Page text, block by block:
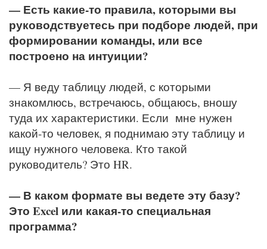
— Есть какие-то правила, которыми вы
руководствуетесь при подборе людей, при
формировании команды, или все
построено на интуиции?
— Я веду таблицу людей, с которыми
знакомлюсь, встречаюсь, общаюсь, вношу
туда их характеристики. Если мне нужен
какой-то человек, я поднимаю эту таблицу и
ищу нужного человека. Кто такой
руководитель? Это HR.
— В каком формате вы ведете эту базу?
Это Excel или какая-то специальная
программа?